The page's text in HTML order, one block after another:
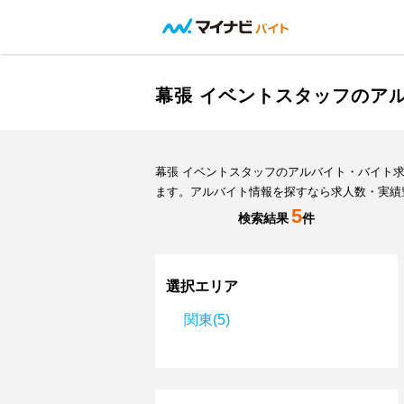
幕張 イベントスタッフのア
幕張 イベントスタッフのアルバイト・バイト
ます。アルバイト情報を探すなら求人数・実
検索結果5件
選択エリア
関東(5)